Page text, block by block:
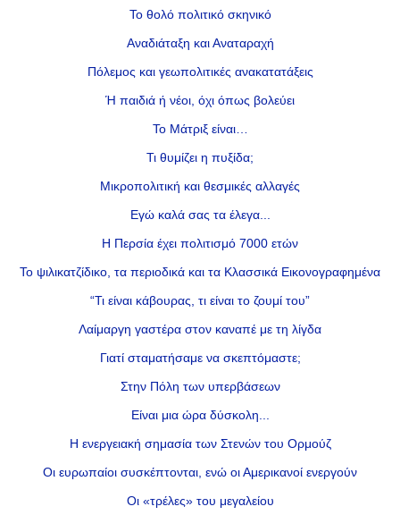
Το θολό πολιτικό σκηνικό
Αναδιάταξη και Αναταραχή
Πόλεμος και γεωπολιτικές ανακατατάξεις
Ή παιδιά ή νέοι, όχι όπως βολεύει
Το Μάτριξ είναι…
Τι θυμίζει η πυξίδα;
Μικροπολιτική και θεσμικές αλλαγές
Εγώ καλά σας τα έλεγα...
Η Περσία έχει πολιτισμό 7000 ετών
Το ψιλικατζίδικο, τα περιοδικά και τα Κλασσικά Εικονογραφημένα
“Τι είναι κάβουρας, τι είναι το ζουμί του”
Λαίμαργη γαστέρα στον καναπέ με τη λίγδα
Γιατί σταματήσαμε να σκεπτόμαστε;
Στην Πόλη των υπερβάσεων
Είναι μια ώρα δύσκολη...
Η ενεργειακή σημασία των Στενών του Ορμούζ
Οι ευρωπαίοι συσκέπτονται, ενώ οι Αμερικανοί ενεργούν
Οι «τρέλες» του μεγαλείου